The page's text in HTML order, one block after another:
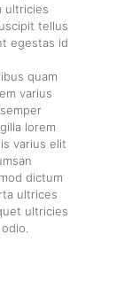
ultricies
tellus
egestas id
quam
varius
lorem
varius elit
dictum
ultrices
ultricies